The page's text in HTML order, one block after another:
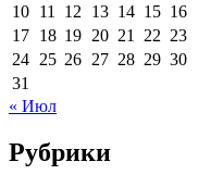
10 11 12 13 14 15 16
17 18 19 20 21 22 23
24 25 26 27 28 29 30
31
« Июл
Рубрики